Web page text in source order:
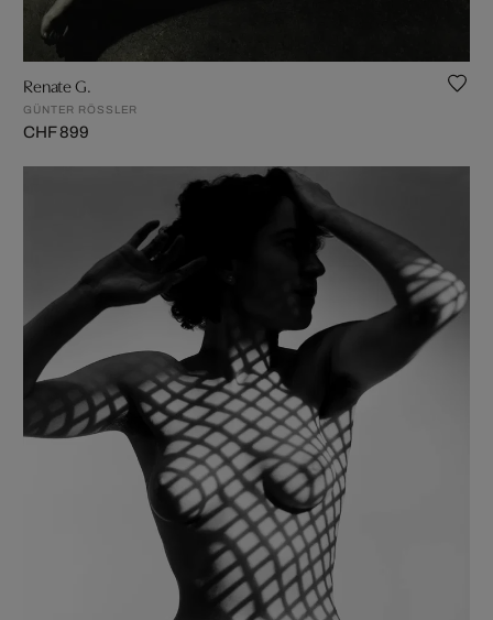
Renate G.
GÜNTER RÖSSLER
CHF 899